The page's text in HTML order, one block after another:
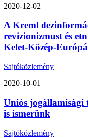
2020-12-02
A Kreml
revizionizmust és
Kelet-Közép-
Sajtóközlemény
2020-10-01
Uniós
is ismerünk
Sajtóközlemény